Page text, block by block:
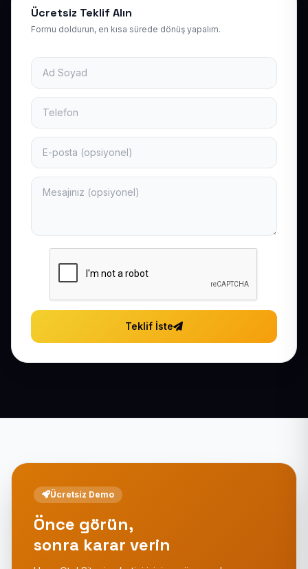
Ücretsiz Teklif Alın
Formu doldurun, en kısa sürede dönüş yapalım.
Teklif İste
Ücretsiz Demo
Önce görün,
sonra karar verin